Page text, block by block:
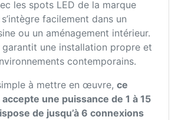
les spots LED de la marque
facilement dans un
ou un aménagement intérieur.
une installation propre et
contemporains.
à mettre en œuvre, ce
une puissance de 1 à 15
de jusqu’à 6 connexions